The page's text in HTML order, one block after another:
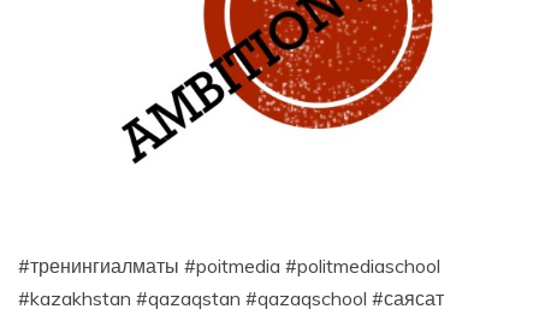
#тренингиалматы #poitmedia #politmediaschool
#kazakhstan #qazaqstan #qazaqschool #саясат